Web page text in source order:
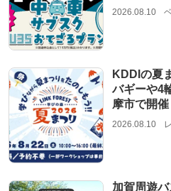
2026.08.10
KDDIの夏
バギーや4
摩市で開催
2026.08.10
加賀周遊